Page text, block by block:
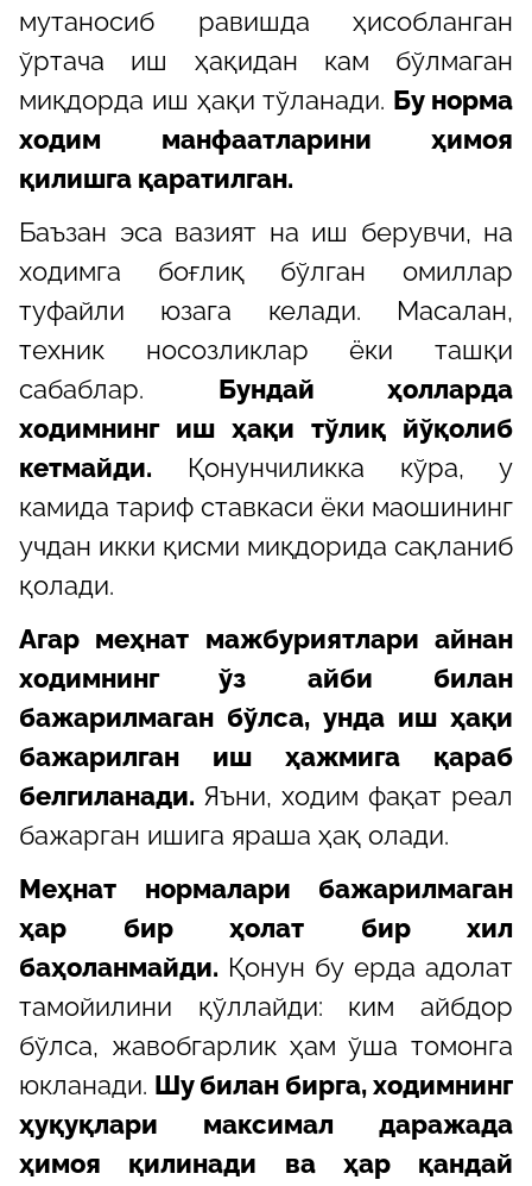
мутаносиб равишда ҳисобланган
ўртача иш ҳақидан кам бўлмаган
миқдорда иш ҳақи тўланади. Бу норма
ходим манфаатларини ҳимоя
қилишга қаратилган.
Баъзан эса вазият на иш берувчи, на
ходимга боғлиқ бўлган омиллар
туфайли юзага келади. Масалан,
техник носозликлар ёки ташқи
сабаблар. Бундай ҳолларда
ходимнинг иш ҳақи тўлиқ йўқолиб
кетмайди. Қонунчиликка кўра, у
камида тариф ставкаси ёки маошининг
учдан икки қисми миқдорида сақланиб
қолади.
Агар меҳнат мажбуриятлари айнан
ходимнинг ўз айби билан
бажарилмаган бўлса, унда иш ҳақи
бажарилган иш ҳажмига қараб
белгиланади. Яъни, ходим фақат реал
бажарган ишига яраша ҳақ олади.
Меҳнат нормалари бажарилмаган
ҳар бир ҳолат бир хил
баҳоланмайди. Қонун бу ерда адолат
тамойилини қўллайди: ким айбдор
бўлса, жавобгарлик ҳам ўша томонга
юкланади. Шу билан бирга, ходимнинг
ҳуқуқлари максимал даражада
ҳимоя қилинади ва ҳар қандай